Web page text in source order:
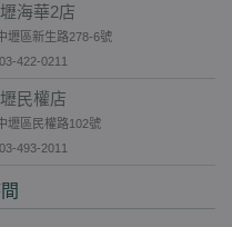
海華2店
壢區新生路278-6號
03-422-0211
民權店
壢區民權路102號
03-493-2011